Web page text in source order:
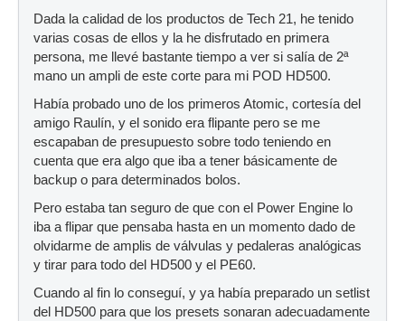
Dada la calidad de los productos de Tech 21, he tenido
varias cosas de ellos y la he disfrutado en primera
persona, me llevé bastante tiempo a ver si salía de 2ª
mano un ampli de este corte para mi POD HD500.
Había probado uno de los primeros Atomic, cortesía del
amigo Raulín, y el sonido era flipante pero se me
escapaban de presupuesto sobre todo teniendo en
cuenta que era algo que iba a tener básicamente de
backup o para determinados bolos.
Pero estaba tan seguro de que con el Power Engine lo
iba a flipar que pensaba hasta en un momento dado de
olvidarme de amplis de válvulas y pedaleras analógicas
y tirar para todo del HD500 y el PE60.
Cuando al fin lo conseguí, y ya había preparado un setlist
del HD500 para que los presets sonaran adecuadamente